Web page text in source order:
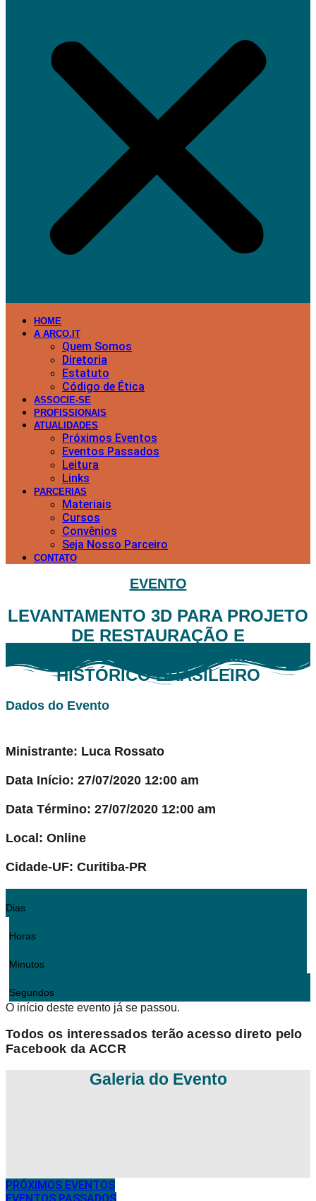
HOME
A ARCO.IT
Quem Somos
Diretoria
Estatuto
Código de Ética
ASSOCIE-SE
PROFISSIONAIS
ATUALIDADES
Próximos Eventos
Eventos Passados
Leitura
Links
PARCERIAS
Materiais
Cursos
Convênios
Seja Nosso Parceiro
CONTATO
EVENTO
LEVANTAMENTO 3D PARA PROJETO
DE RESTAURAÇÃO E
CONSERVAÇÃO DO PATRIMÔNIO
HISTÓRICO BRASILEIRO
Dados do Evento
Ministrante: Luca Rossato
Data Início: 27/07/2020 12:00 am
Data Término: 27/07/2020 12:00 am
Local: Online
Cidade-UF: Curitiba-PR
Dias
Horas
Minutos
Segundos
O início deste evento já se passou.
Todos os interessados terão acesso direto pelo
Facebook da ACCR
Galeria do Evento
PRÓXIMOS EVENTOS